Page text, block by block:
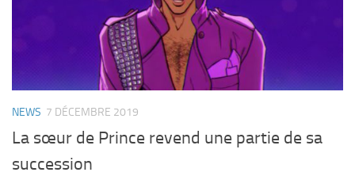
NEWS 7 DÉCEMBRE 2019
La sœur de Prince revend une partie de sa
succession